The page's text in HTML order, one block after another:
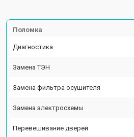
Поломка
Диагностика
Замена ТЭН
Замена фильтра осушителя
Замена электросхемы
Перевешивание дверей